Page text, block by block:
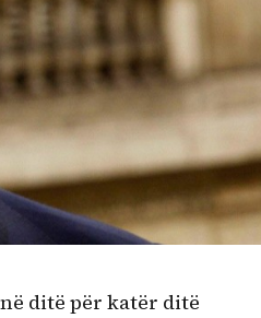
ditë për katër ditë